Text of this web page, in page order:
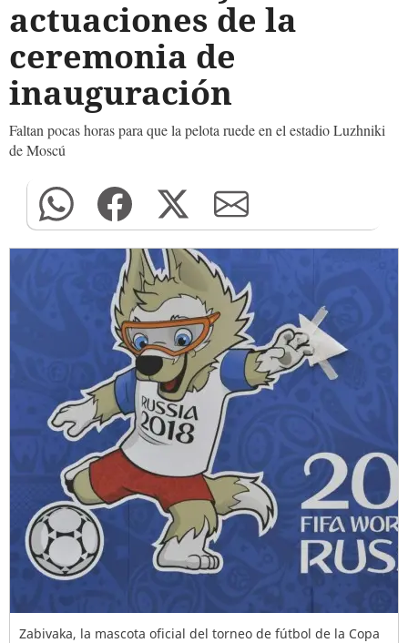
actuaciones de la
ceremonia de
inauguración
Faltan pocas horas para que la pelota ruede en el estadio Luzhniki
de Moscú
Zabivaka, la mascota oficial del torneo de fútbol de la Copa